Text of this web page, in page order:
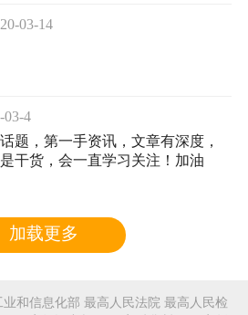
03-14
03-4
题，第一手资讯，文章有深度，
干货，会一直学习关注！加油
加载更多
业和信息化部 最高人民法院 最高人民检